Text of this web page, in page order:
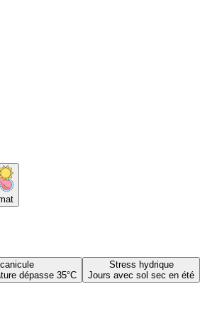
dépasse 35°C
Stress hydrique
Jours avec sol sec en été